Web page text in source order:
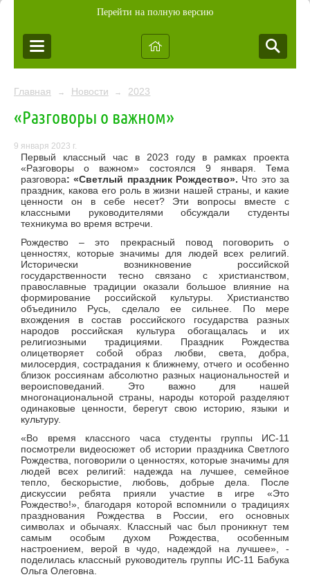
Перейти на полную версию
Главная → Новости → 2023
«Разговоры о важном»
9 января 2023 г.
Первый классный час в 2023 году в рамках проекта
«Разговоры о важном» состоялся 9 января. Тема
разговора: «Светлый праздник Рождество». Что это за
праздник, какова его роль в жизни нашей страны, и какие
ценности он в себе несет? Эти вопросы вместе с
классными руководителями обсуждали студенты
техникума во время встречи.
Рождество – это прекрасный повод поговорить о
ценностях, которые значимы для людей всех религий.
Исторически возникновение российской
государственности тесно связано с христианством,
православные традиции оказали большое влияние на
формирование российской культуры. Христианство
объединило Русь, сделало ее сильнее. По мере
вхождения в состав российского государства разных
народов российская культура обогащалась и их
религиозными традициями. Праздник Рождества
олицетворяет собой образ любви, света, добра,
милосердия, сострадания к ближнему, отчего и особенно
близок россиянам абсолютно разных национальностей и
вероисповеданий. Это важно для нашей
многонациональной страны, народы которой разделяют
одинаковые ценности, берегут свою историю, языки и
культуру.
«Во время классного часа студенты группы ИС-11
посмотрели видеосюжет об истории праздника Светлого
Рождества, поговорили о ценностях, которые значимы для
людей всех религий: надежда на лучшее, семейное
тепло, бескорыстие, любовь, добрые дела. После
дискуссии ребята прияли участие в игре «Это
Рождество!», благодаря которой вспомнили о традициях
празднования Рождества в России, его основных
символах и обычаях. Классный час был проникнут тем
самым особым духом Рождества, особенным
настроением, верой в чудо, надеждой на лучшее», -
поделилась классный руководитель группы ИС-11 Бабука
Ольга Олеговна.